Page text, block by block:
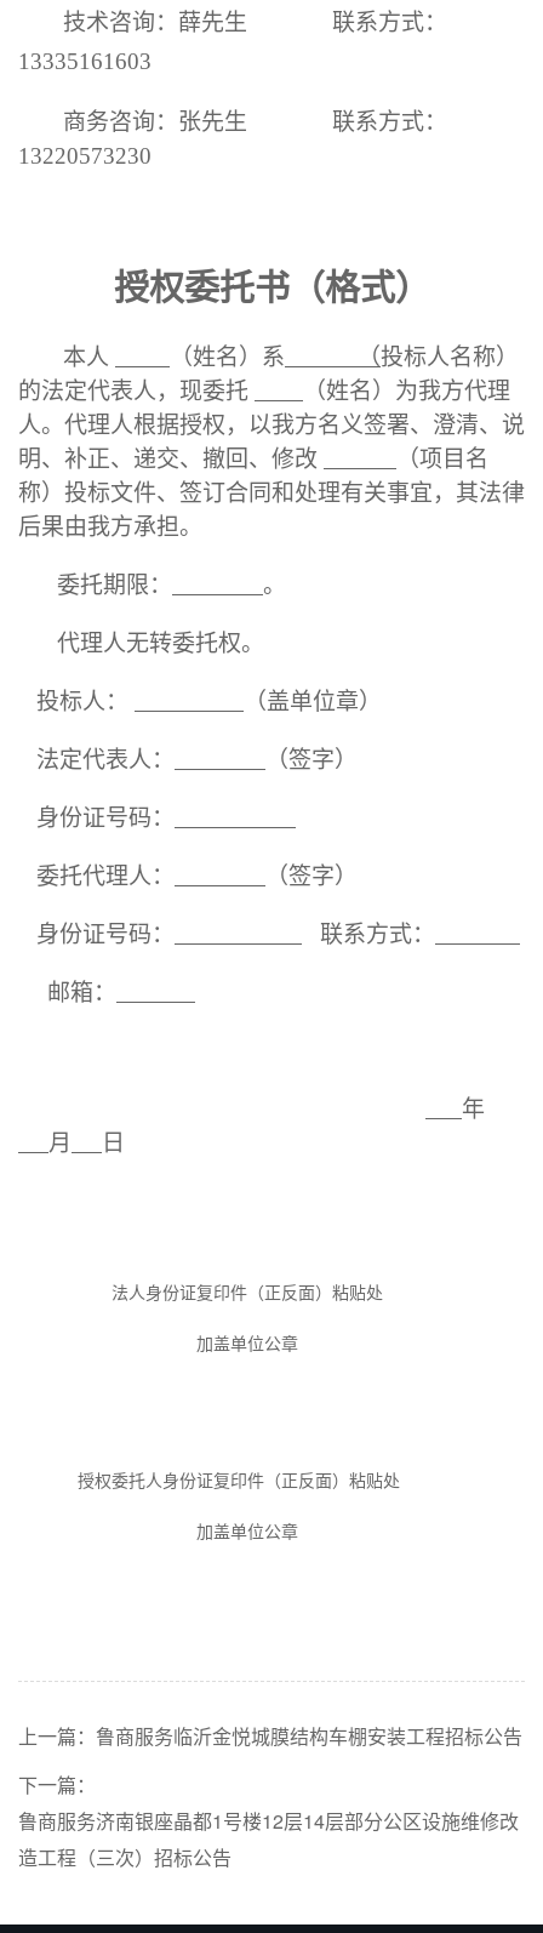
技术咨询： 薛先生
联系方式：
13335161603
商务咨询：张先生
联系方式：
13220573230
授权委托书（格式）
本人 （姓名）系 （投标人名称）
的法定代表人，现委托
（姓名）为我方代理
人。代理人根据授权，以我方名义签署、澄清、说
明、补正、递交、撤回、修改
（项目名
称）投标文件、签订合同和处理有关事宜，其法律
后果由我方承担。
委托期限： 。
代理人无转委托权。
投标人： （盖单位章）
法定代表人： （签字）
身份证号码：
委托代理人： （签字）
身份证号码： 联系方式：
邮箱：
年
月
日
法人身份证复印件（正反面） 粘贴处
加盖单位公章
授权委托人身份证复印件（正反面） 粘贴处
加盖单位公章
上一篇： 鲁商服务临沂金悦城膜结构车棚安装工程招标公告
下一篇：
鲁商服务济南银座晶都1号楼12层14层部分公区设施维修改
造工程（三次）招标公告